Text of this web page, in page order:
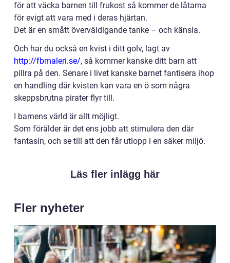
för att väcka barnen till frukost så kommer de låtarna
för evigt att vara med i deras hjärtan.
Det är en smått överväldigande tanke – och känsla.
Och har du också en kvist i ditt golv, lagt av
http://fbmaleri.se/, så kommer kanske ditt barn att
pillra på den. Senare i livet kanske barnet fantisera ihop
en handling där kvisten kan vara en ö som några
skeppsbrutna pirater flyr till.
I barnens värld är allt möjligt.
Som förälder är det ens jobb att stimulera den där
fantasin, och se till att den får utlopp i en säker miljö.
Läs fler inlägg här
Fler nyheter